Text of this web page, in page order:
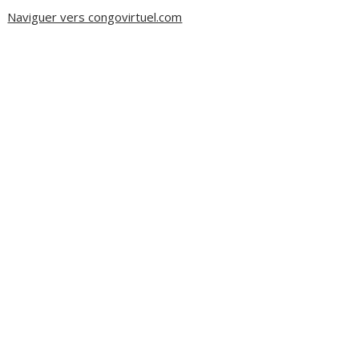
Naviguer vers congovirtuel.com